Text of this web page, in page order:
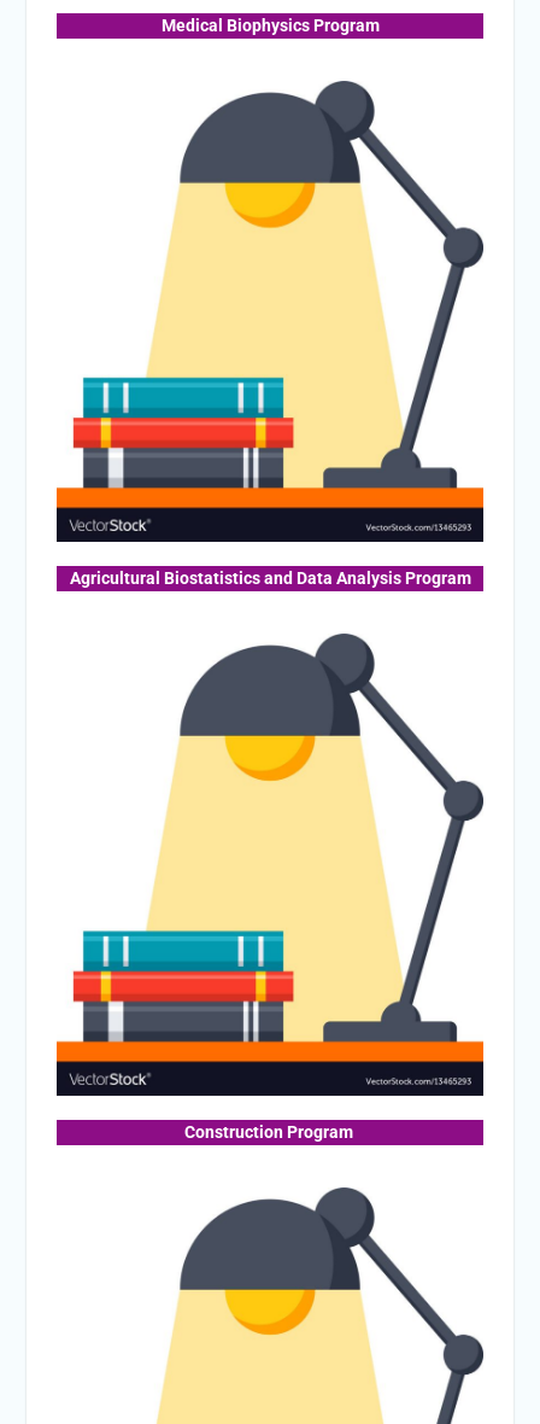
Medical Biophysics Program
Agricultural Biostatistics and Data Analysis Program
Construction Program